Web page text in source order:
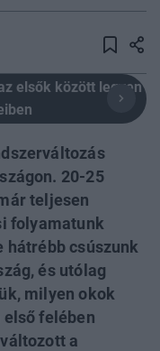
elsők között legyen
20-25
teljesen
folyamatunk
hátrébb csúszunk
és utólag
milyen okok
felében
a